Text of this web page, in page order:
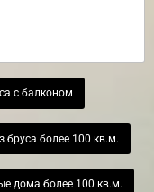
с балконом
бруса более 100 кв.м.
дома более 100 кв.м.